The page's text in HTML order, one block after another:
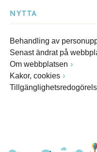
NYTTA
Behandling av
Senast ändrat på
Om webbplatsen
Kakor, cookies